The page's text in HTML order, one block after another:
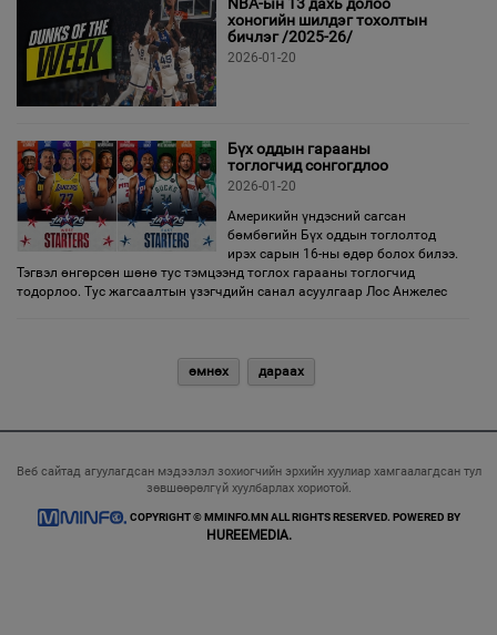
хоногийн шилдэг тохолтын
бичлэг /2025-26/
2026-01-20
Бүх оддын гарааны
тоглогчид сонгогдлоо
2026-01-20
Америкийн үндэсний сагсан
бөмбөгийн Бүх оддын тоглолтод
ирэх сарын 16-ны өдөр болох билээ.
Тэгвэл өнгөрсөн шөнө тус тэмцээнд тоглох гарааны тоглогчид
тодорлоо. Тус жагсаалтын үзэгчдийн санал асуулгаар Лос Анжелес
өмнөх дараах
Веб сайтад агуулагдсан мэдээлэл зохиогчийн эрхийн хуулиар хамгаалагдсан тул
зөвшөөрөлгүй хуулбарлах хориотой.
COPYRIGHT © MMINFO.MN ALL RIGHTS RESERVED. POWERED BY
HUREEMEDIA.